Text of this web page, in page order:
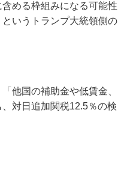
める枠組みになる可能性
というトランプ大統領側の
他国の補助金や低賃金、
対日追加関税12.5％の検